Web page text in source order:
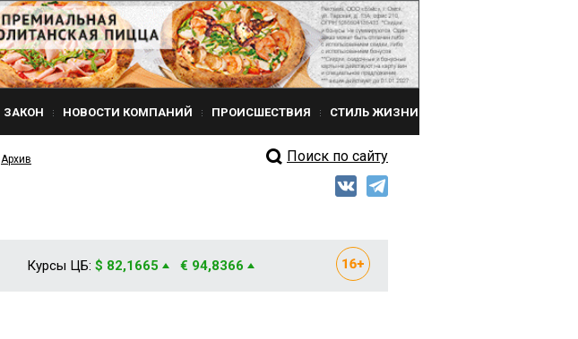
ЗАКОН НОВОСТИ КОМПАНИЙ ПРОИСШЕСТВИЯ СТИЛЬ ЖИЗНИ
Архив Поиск по сайту
Курсы ЦБ: $ 82,1665 € 94,8366